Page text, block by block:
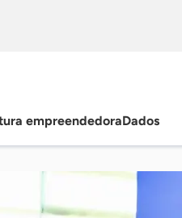
empreendedoraDados